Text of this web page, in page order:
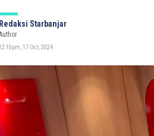
Redaksi Starbanjar
17 Oct, 2024